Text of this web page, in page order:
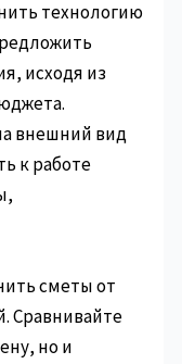
технологию
исходя из
внешний вид
к работе
сметы от
Сравнивайте
но и